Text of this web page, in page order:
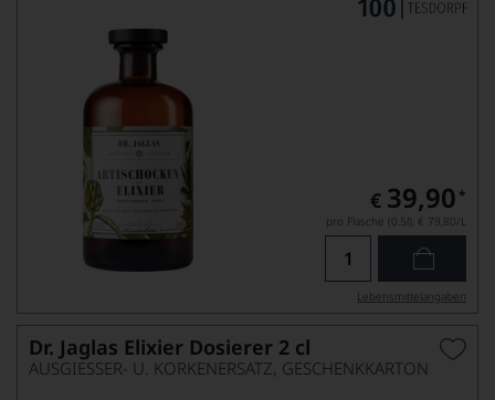
€ 39,90 *
pro Flasche (0.5l), € 79,80/L
Lebensmittel­angaben
Dr. Jaglas Elixier Dosierer 2 cl
AUSGIESSER- U. KORKENERSATZ, GESCHENKKARTON